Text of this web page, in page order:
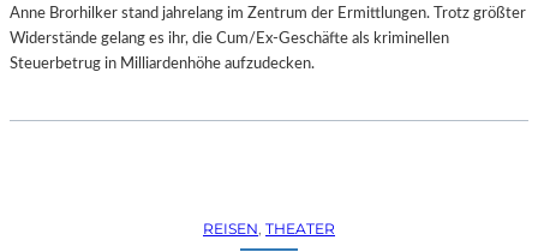
E
R
S
Anne Brorhilker stand jahrelang im Zentrum der Ermittlungen. Trotz größter
Widerstände gelang es ihr, die Cum/Ex-Geschäfte als kriminellen
Steuerbetrug in Milliardenhöhe aufzudecken.
REISEN, THEATER